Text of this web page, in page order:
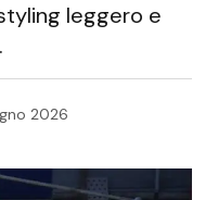
leggero e
2026